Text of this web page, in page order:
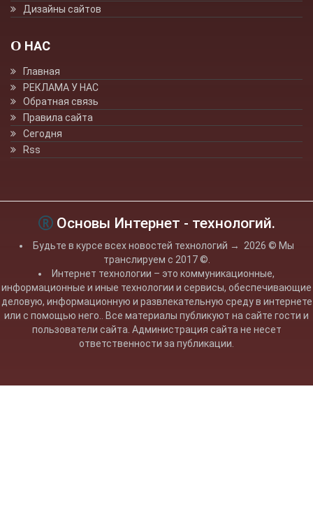
Дизайны сайтов
О НАС
Главная
РЕКЛАМА У НАС
Обратная связь
Правила сайта
Сегодня
Rss
Основы Интернет - технологий.
Будьте в курсе всех новостей технологий → 2026 © Мы
транслируем с 2017 ©.
Интернет технологии – это коммуникационные,
информационные и иные технологии и сервисы, обеспечивающие
деловую, информационную и развлекательную среду в интернете
или с помощью него.. Все материалы публикуют на сайте гости и
пользователи сайта. Администрация сайта не несет
ответственности за публикации.